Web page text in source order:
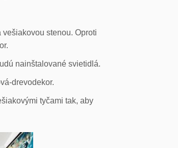
stenou. Oproti
nainštalované svietidlá.
drevodekor.
tyčami tak, aby